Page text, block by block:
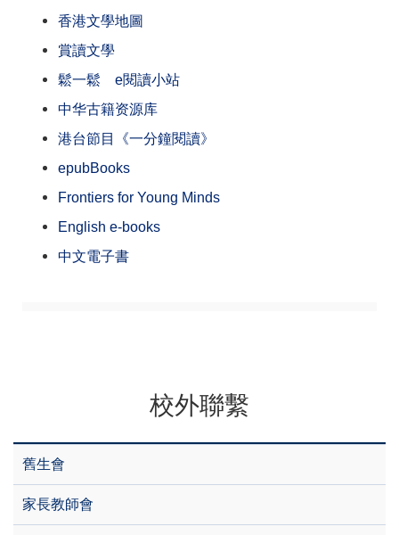
香港文學地圖
賞讀文學
鬆一鬆 e閱讀小站
中华古籍资源库
港台節目《一分鐘閱讀》
epubBooks
Frontiers for Young Minds
English e-books
中文電子書
校外聯繫
舊生會
家長教師會